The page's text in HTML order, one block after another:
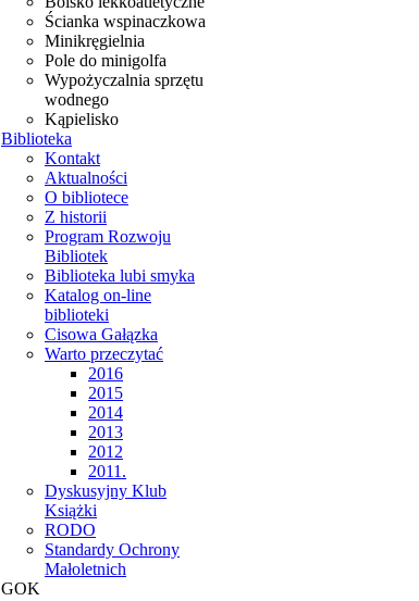
Ścianka wspinaczkowa
Minikręgielnia
Pole do minigolfa
Wypożyczalnia sprzętu
wodnego
Kąpielisko
Biblioteka
Kontakt
Aktualności
O bibliotece
Z historii
Program Rozwoju
Bibliotek
Biblioteka lubi smyka
Katalog on-line
biblioteki
Cisowa Gałązka
Warto przeczytać
2016
2015
2014
2013
2012
2011.
Dyskusyjny Klub
Książki
RODO
Standardy Ochrony
Małoletnich
GOK